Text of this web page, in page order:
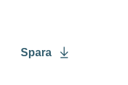
Spara